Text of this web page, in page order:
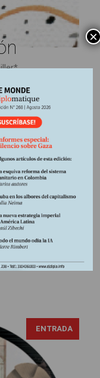
deteriorado;
la comunicación
mezcla de
la tecnología;
cautivado
al menos no
ENTRADA
×